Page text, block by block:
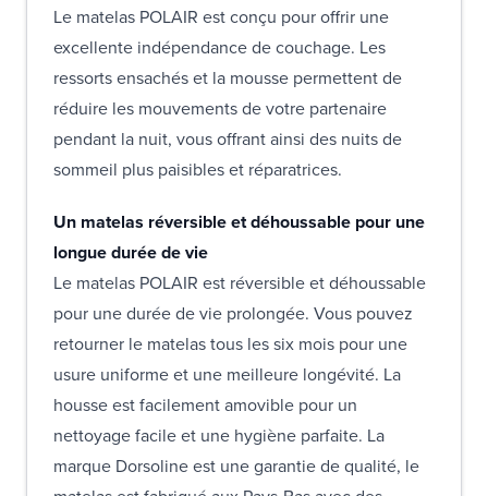
Le matelas POLAIR est conçu pour offrir une
excellente indépendance de couchage. Les
ressorts ensachés et la mousse permettent de
réduire les mouvements de votre partenaire
pendant la nuit, vous offrant ainsi des nuits de
sommeil plus paisibles et réparatrices.
Un matelas réversible et déhoussable pour une
longue durée de vie
Le matelas POLAIR est réversible et déhoussable
pour une durée de vie prolongée. Vous pouvez
retourner le matelas tous les six mois pour une
usure uniforme et une meilleure longévité. La
housse est facilement amovible pour un
nettoyage facile et une hygiène parfaite. La
marque Dorsoline est une garantie de qualité, le